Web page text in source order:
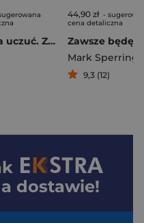
Hotel dla uczuć. Zeszyt ćwiczeń
44,90 zł -
cena detaliczna
Mark Sperring
9,3 (12)
dostawie!